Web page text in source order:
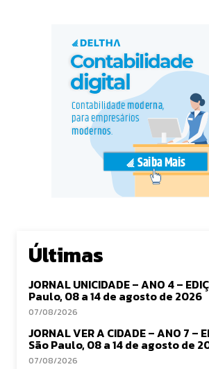
Últimas
JORNAL UNICIDADE – ANO 4 –
Paulo, 08 a 14 de agosto de 2026
07/08/2026
JORNAL VER A CIDADE – ANO 7 –
São Paulo, 08 a 14 de agosto de
07/08/2026